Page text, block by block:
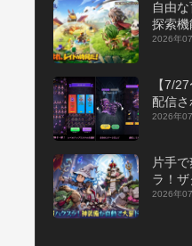
自由
探索機
ジュア
P】
2026年
【7/
配信さ
ホゲー
2026年
片手
ラ！ザ
て神装
2026年